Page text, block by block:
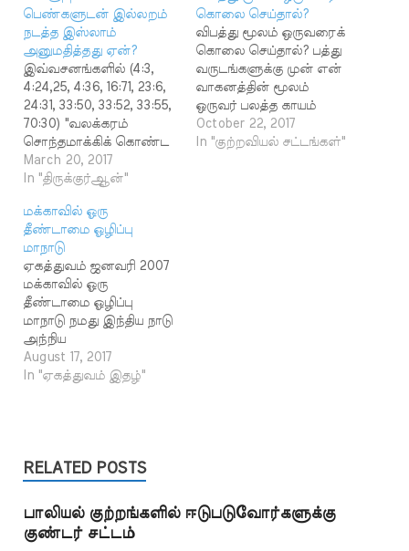
பெண்களுடன் இல்லறம்
நடத்த இஸ்லாம்
அனுமதித்தது ஏன்?
இவ்வசனங்களில் (4:3,
4:24,25, 4:36, 16:71, 23:6,
24:31, 33:50, 33:52, 33:55,
70:30) "வலக்கரம்
சொந்தமாக்கிக் கொண்ட
பெண்கள்'' என்ற
சொற்றொடர்
இது அடிமைப்
பெண்களைக் குறிக்கும்
சொல்லாகும். "அடிமைப்
பெண்களுடன் திருமணம்
செய்யாமல் அவர்களின்
எஜமானர்கள் குடும்பம்
நடத்தலாம்'' என்று
இவ்வசனங்களில்
கூறப்பட்டுள்ளது. இன்று
அடிமைப் பெண்களோ,
தெரிந்திருப்பது அவசியம்.
நாடுகளுக்கிடையே…
March 20, 2017
In "திருக்குர்ஆன்"
கொலை செய்தால்?
விபத்து மூலம் ஒருவரைக்
கொலை செய்தால்? பத்து
வருடங்களுக்கு முன் என்
வாகனத்தின் மூலம்
ஒருவர் பலத்த காயம்
அடைந்தார். அவரது
நிலை என்னவானது
October 22, 2017
In "குற்றவியல் சட்டங்கள்"
மக்காவில் ஓரு
தீண்டாமை ஓழிப்பு
மாநாடு
ஏகத்துவம் ஜனவரி 2007
மக்காவில் ஓரு
தீண்டாமை ஓழிப்பு
மாநாடு நமது இந்திய நாடு
அந்நிய
ஆதிக்கத்திலிருந்து
விடுதலை பெற்று அறுபது
பெறவில்லை.
மகராஷ்ட்ரா மாநிலம்
கைர்லாஞ்சியில் நான்கு
தலித்துகள் கொல்லப்பட்ட
சம்பவம் நாட்டையே
August 17, 2017
In "ஏகத்துவம் இதழ்"
RELATED POSTS
பாலியல் குற்றங்களில் ஈடுபடுவோர்களுக்கு
குண்டர் சட்டம்